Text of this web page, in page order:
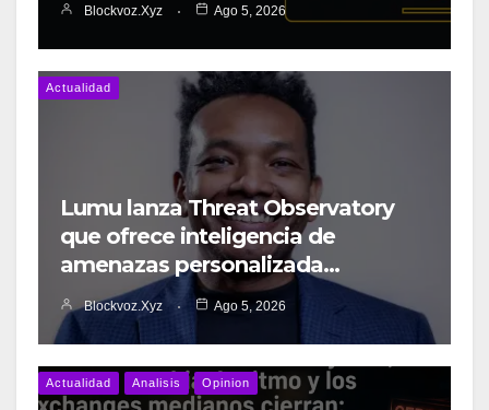
Blockvoz.xyz Ago 5, 2026
Actualidad
Lumu lanza Threat Observatory
que ofrece inteligencia de
amenazas personalizada…
Blockvoz.xyz Ago 5, 2026
Actualidad Analisis Opinion